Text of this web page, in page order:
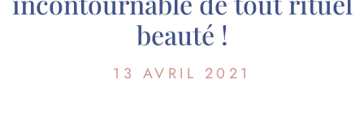
beauté !
13 AVRIL 2021